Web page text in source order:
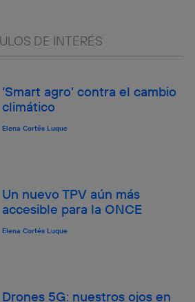
DE INTERÉS
‘Smart agro’ contra el cambio
climático
Elena Cortés Luque
Un nuevo TPV aún más
accesible para la ONCE
Elena Cortés Luque
Drones 5G: nuestros ojos en